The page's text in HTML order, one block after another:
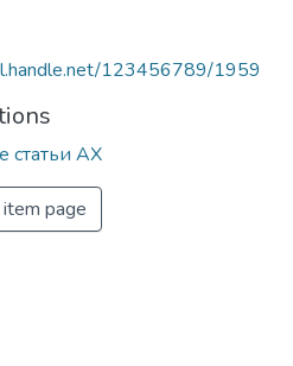
123456789/1959
статьи АХ
item page